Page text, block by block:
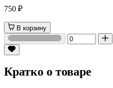
750 ₽
В корзину
Кратко о товаре